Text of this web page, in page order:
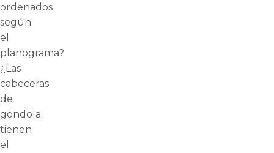
ordenados
según
el
planograma?
¿Las
cabeceras
de
góndola
tienen
el